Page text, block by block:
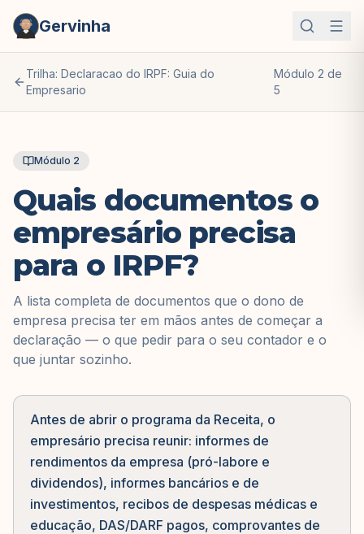
Gervinha
Trilha: Declaracao do IRPF: Guia do
Empresario
Módulo 2 de
5
Módulo 2
Quais documentos o
empresário precisa
para o IRPF?
A lista completa de documentos que o dono de
empresa precisa ter em mãos antes de começar a
declaração — o que pedir para o seu contador e o
que juntar sozinho.
Antes de abrir o programa da Receita, o
empresário precisa reunir: informes de
rendimentos da empresa (pró-labore e
dividendos), informes bancários e de
investimentos, recibos de despesas médicas e
educação, DAS/DARF pagos, comprovantes de